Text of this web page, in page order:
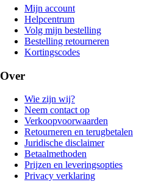
Mijn account
Helpcentrum
Volg mijn bestelling
Bestelling retourneren
Kortingscodes
Over
Wie zijn wij?
Neem contact op
Verkoopvoorwaarden
Retourneren en terugbetalen
Juridische disclaimer
Betaalmethoden
Prijzen en leveringsopties
Privacy verklaring